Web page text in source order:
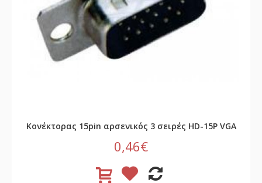
Κονέκτορας 15pin αρσενικός 3 σειρές HD-15P VGA
0,46€